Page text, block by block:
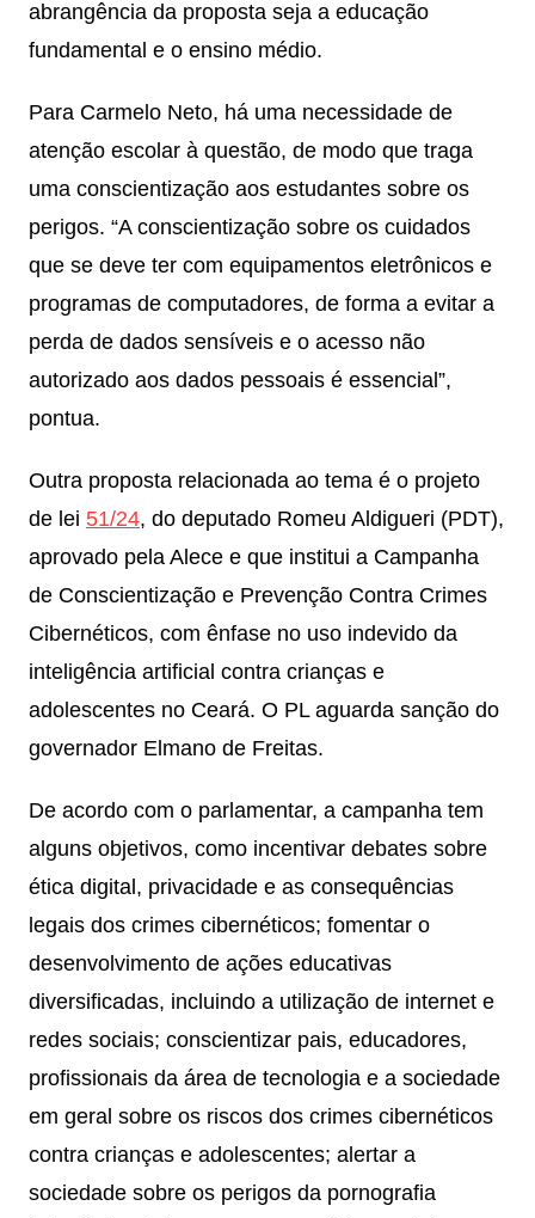
abrangência da proposta seja a educação
fundamental e o ensino médio.
Para Carmelo Neto, há uma necessidade de
atenção escolar à questão, de modo que traga
uma conscientização aos estudantes sobre os
perigos. “A conscientização sobre os cuidados
que se deve ter com equipamentos eletrônicos e
programas de computadores, de forma a evitar a
perda de dados sensíveis e o acesso não
autorizado aos dados pessoais é essencial”,
pontua.
Outra proposta relacionada ao tema é o projeto
de lei 51/24, do deputado Romeu Aldigueri (PDT),
aprovado pela Alece e que institui a Campanha
de Conscientização e Prevenção Contra Crimes
Cibernéticos, com ênfase no uso indevido da
inteligência artificial contra crianças e
adolescentes no Ceará. O PL aguarda sanção do
governador Elmano de Freitas.
De acordo com o parlamentar, a campanha tem
alguns objetivos, como incentivar debates sobre
ética digital, privacidade e as consequências
legais dos crimes cibernéticos; fomentar o
desenvolvimento de ações educativas
diversificadas, incluindo a utilização de internet e
redes sociais; conscientizar pais, educadores,
profissionais da área de tecnologia e a sociedade
em geral sobre os riscos dos crimes cibernéticos
contra crianças e adolescentes; alertar a
sociedade sobre os perigos da pornografia